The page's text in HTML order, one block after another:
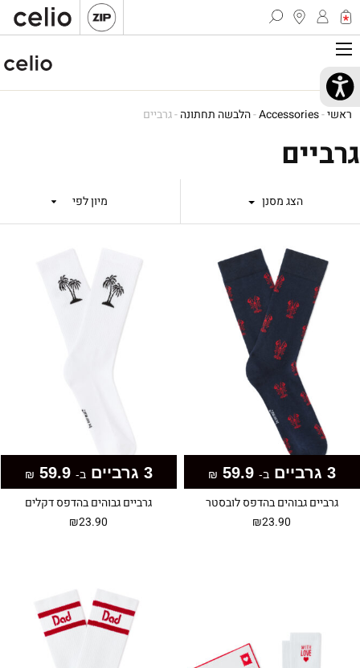
ראשי-
Accessories
-הלבשה תחתונה-גרביים
גרביים
מיון לפי הצג מסנן
3 גרביים ב- ₪
גרביים גבוהים בהדפס לובסטר
₪23.90
3 גרביים ב- 59.9
₪
גרביים גבוהים בהדפס דקלים
₪23.90